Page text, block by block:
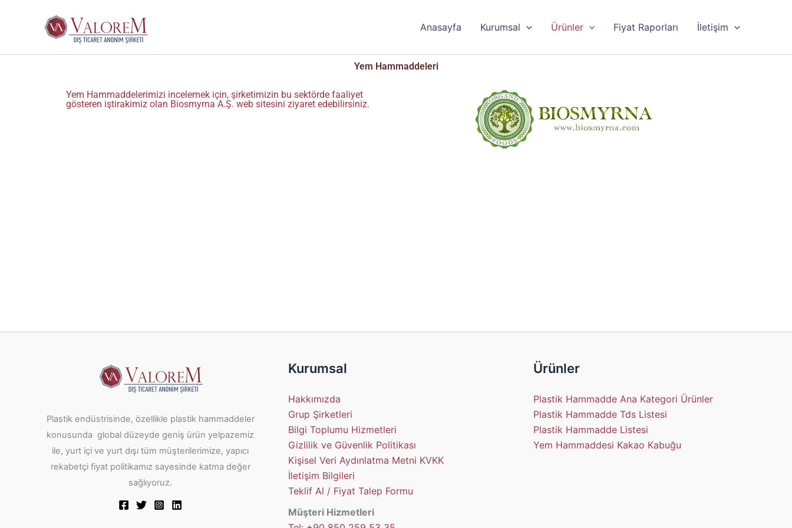
Anasayfa Kurumsal Ürünler Fiyat Raporları İletişim
Yem Hammaddeleri
Yem Hammaddelerimizi incelemek için, şirketimizin bu sektörde faaliyet
gösteren iştirakimiz olan Biosmyrna A.Ş. web sitesini ziyaret edebilirsiniz.
Plastik endüstrisinde, özellikle plastik hammaddeler
konusunda global düzeyde geniş ürün yelpazemiz
ile, yurt içi ve yurt dışı tüm müşterilerimize, yapıcı
rekabetçi fiyat politikamız sayesinde katma değer
sağlıyoruz.
Kurumsal
Hakkımızda
Grup Şirketleri
Bilgi Toplumu Hizmetleri
Gizlilik ve Güvenlik Politikası
Kişisel Veri Aydınlatma Metni KVKK
İletişim Bilgileri
Teklif Al / Fiyat Talep Formu
Müşteri Hizmetleri
Ürünler
Plastik Hammadde Ana Kategori Ürünler
Plastik Hammadde Tds Listesi
Plastik Hammadde Listesi
Yem Hammaddesi Kakao Kabuğu